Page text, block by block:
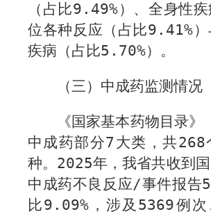
（占比9. 49%）、全身性
位各种反应（占比9.41%
疾病（占比5.70%）。
（三）中成药监测情况
《国家基本药物目录》
中成药部分7 大类，共268
种。 2025年，我省共收到
中成药不良反应/事件报告
比9.09% ，涉及 5369例次